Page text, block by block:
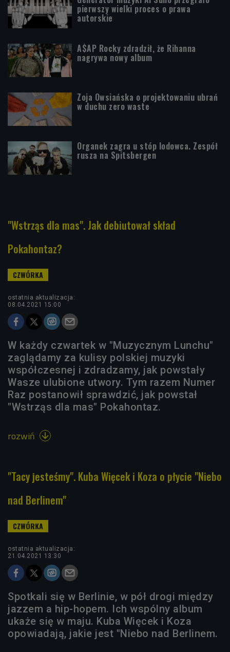
pierwszy wielki proces o prawa
autorskie
A$AP Rocky zdradził, że Rihanna
nagrywa nowy album
Zoja Owsiańska o projektowaniu ubrań
w duchu zero waste
Organek zagra u stóp lodowca. Zespół
rusza na Spitsbergen
"Wstrząs dla mas". Jak debiutował skład
Pokahontaz?
ostatnia aktualizacja:
08.04.2021 15:00
W każdy czwartek w "Muzycznym Lunchu"
zaglądamy za kulisy polskiej muzyki
współczesnej i zdradzamy, jak powstały
Wasze ulubione utwory. Tym razem Numer
Raz postanowił sprawdzić, jak powstał
"Wstrząs dla mas" Pokahontaz.
rozwiń 
"Tacy jesteśmy". Kuba Więcek i Koza o płycie "Niebo
nad Berlinem"
ostatnia aktualizacja:
21.04.2021 13:30
Spotkali się w Berlinie, w pół drogi między
jazzem a hip-hopem. Ich wspólny album
ukaże się w maju. Kuba Więcek i Koza
opowiadają, jakie jest "Niebo nad Berlinem.